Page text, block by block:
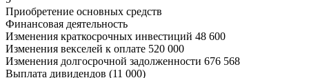
Приобретение основных средств
Финансовая деятельность
Изменения краткосрочных инвестиций 48 600
Изменения векселей к оплате 520 000
Изменения долгосрочной задолженности 676 568
Выплата дивидендов (11 000)